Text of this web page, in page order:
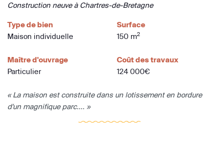
Construction neuve à Chartres-de-Bretagne
Type de bien
Maison individuelle
Surface
150 m2
Maître d'ouvrage
Particulier
Coût des travaux
124 000€
« La maison est construite dans un lotissement en bordure
d'un magnifique parc.... »